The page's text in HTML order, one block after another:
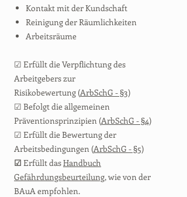
Kontakt mit der Kundschaft
Reinigung der Räumlichkeiten
Arbeitsräume
☑ Erfüllt die Verpflichtung des
Arbeitgebers zur
Risikobewertung (ArbSchG - §3)
☑ Befolgt die allgemeinen
Präventionsprinzipien (ArbSchG - §4)
☑ Erfüllt die Bewertung der
Arbeitsbedingungen (ArbSchG - §5)
☑ Erfüllt dasHandbuch
Gefährdungsbeurteilung, wie von der
BAuA empfohlen.